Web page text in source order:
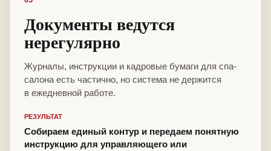
Документы ведутся
нерегулярно
Журналы, инструкции и кадровые бумаги для спа-
салона есть частично, но система не держится
в ежедневной работе.
РЕЗУЛЬТАТ
Собираем единый контур и передаем понятную
инструкцию для управляющего или